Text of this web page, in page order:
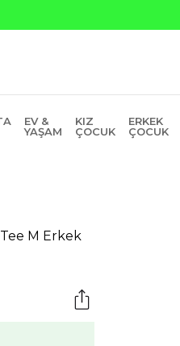
EV &
YAŞAM
KIZ
ÇOCUK
ERKEK
ÇOCUK
M Erkek